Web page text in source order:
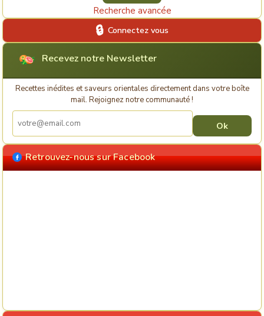
Recherche avancée
Connectez vous
Recevez notre Newsletter
Recettes inédites et saveurs orientales directement dans votre boîte
mail. Rejoignez notre communauté !
Retrouvez-nous sur Facebook